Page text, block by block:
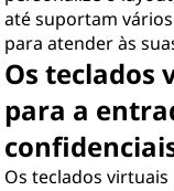
até suportam
para atender às
Os teclados
para a
Os teclados